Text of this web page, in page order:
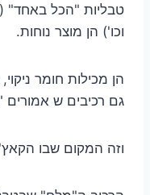
טבליות "הכל
וכו') הן מוצר נוחות.
הן מכילות חומר
גם רכיבים ש
וזה המקום שבו